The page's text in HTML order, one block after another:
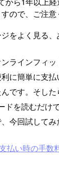
ので、ご注意
をよく見る、
ラインフィ
に簡単に支
です。そし
ドを読むだけ
今回試してみ
払い時の手数